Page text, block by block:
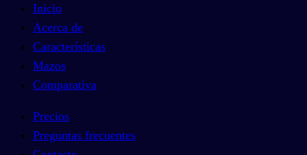
Inicio
Acerca de
Características
Mazos
Comparativa
Precios
Preguntas frecuentes